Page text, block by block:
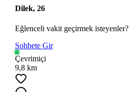
Dilek, 26
Eğlenceli vakit geçirmek isteyenler?
Sohbete Gir
Çevrimiçi
9,8 km